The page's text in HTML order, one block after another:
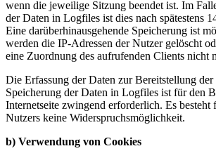
wenn die jeweilige Sitzung beendet ist. Im
der Daten in Logfiles ist dies nach spätestens
Eine darüberhinausgehende Speicherung ist
werden die IP-Adressen der Nutzer gelöscht
eine Zuordnung des aufrufenden Clients nicht
Die Erfassung der Daten zur Bereitstellung
Speicherung der Daten in Logfiles ist für den
Internetseite zwingend erforderlich. Es besteht
Nutzers keine Widerspruchsmöglichkeit.
b) Verwendung von Cookies